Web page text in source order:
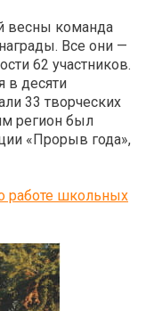
весны команда
Все они —
62 участников.
в десяти
33 творческих
регион был
«Прорыв года»,
работе школьных